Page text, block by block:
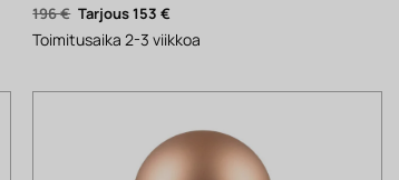
196€ Alkuperäinen
hinta
oli:
196 €.
153€
on:
153 €.
Toimitusaika 2-3 viikkoa